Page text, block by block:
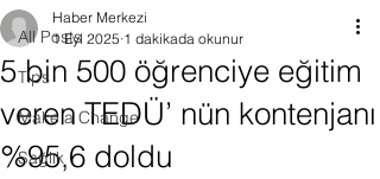
All Posts
Tips
Make a Change
Sağlık
5 bin 500 öğrenciye eğitim
veren TEDÜ’ nün kontenjanı
%95,6 doldu
Haber Merkezi
1 Eyl 2025 1 dakikada okunur